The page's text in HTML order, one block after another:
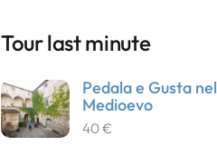
Tour last minute
Pedala e Gusta nel
Medioevo
40 €